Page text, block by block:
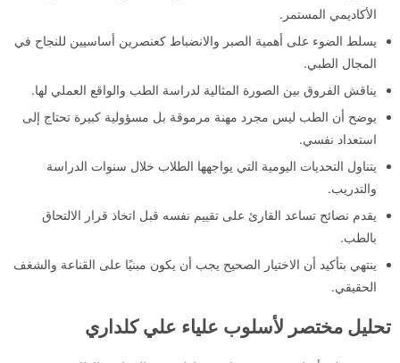
الأكاديمي المستمر.
يسلط الضوء على أهمية الصبر والانضباط كعنصرين أساسيين للنجاح في
المجال الطبي.
يناقش الفروق بين الصورة المثالية لدراسة الطب والواقع العملي لها.
يوضح أن الطب ليس مجرد مهنة مرموقة بل مسؤولية كبيرة تحتاج إلى
استعداد نفسي.
يتناول التحديات اليومية التي يواجهها الطلاب خلال سنوات الدراسة
والتدريب.
يقدم نصائح تساعد القارئ على تقييم نفسه قبل اتخاذ قرار الالتحاق
بالطب.
ينتهي بتأكيد أن الاختيار الصحيح يجب أن يكون مبنيًا على القناعة والشغف
الحقيقي.
تحليل مختصر لأسلوب علياء علي كلداري